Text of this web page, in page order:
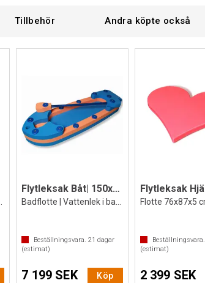
Tillbehör Andra köpte också
Flytleksak Båt| 150x49x21 cm
Beställningsvara.21 dagar
(estimat)
7 199 SEK Köp
Beställningsvara.
(estimat)
2 399 SEK